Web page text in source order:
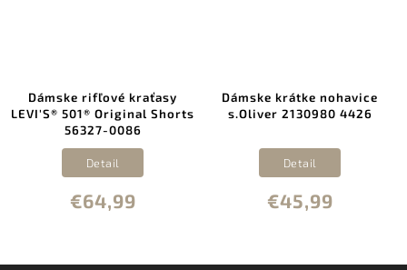
Dámske rifľové kraťasy
LEVI'S® 501® Original Shorts
56327-0086
€64,99
Detail
Dámske krátke nohavice
s.Oliver 2130980 4426
€45,99
Detail